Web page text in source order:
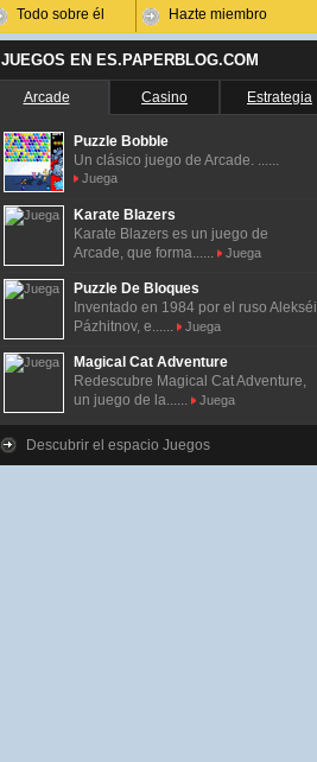
Todo sobre él Hazte miembro
JUEGOS EN ES.PAPERBLOG.COM
Arcade Casino Estrategia
Puzzle Bobble
Un clásico juego de Arcade. ......
Juega
Karate Blazers
Karate Blazers es un juego de
Arcade, que forma......
Juega
Puzzle De Bloques
Inventado en 1984 por el ruso Alekséi
Pázhitnov, e......
Juega
Magical Cat Adventure
Redescubre Magical Cat Adventure,
un juego de la......
Juega
Descubrir el espacio Juegos